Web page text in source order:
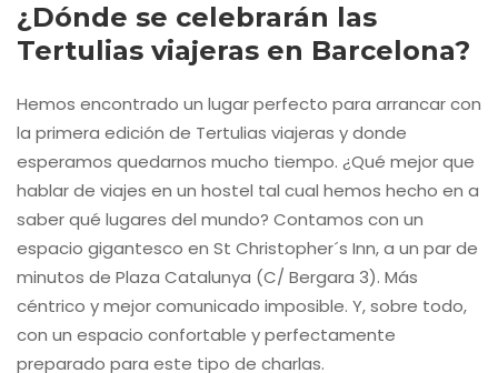
¿Dónde se celebrarán las
Tertulias viajeras en Barcelona?
Hemos encontrado un lugar perfecto para arrancar con
la primera edición de Tertulias viajeras y donde
esperamos quedarnos mucho tiempo. ¿Qué mejor que
hablar de viajes en un hostel tal cual hemos hecho en a
saber qué lugares del mundo? Contamos con un
espacio gigantesco en St Christopher´s Inn, a un par de
minutos de Plaza Catalunya (C/ Bergara 3). Más
céntrico y mejor comunicado imposible. Y, sobre todo,
con un espacio confortable y perfectamente
preparado para este tipo de charlas.